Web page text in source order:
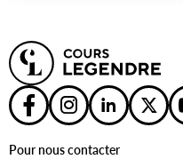
Pour nous contacter